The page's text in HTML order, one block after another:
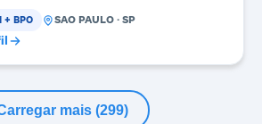
+ BPO SAO PAULO · SP
mais (299)